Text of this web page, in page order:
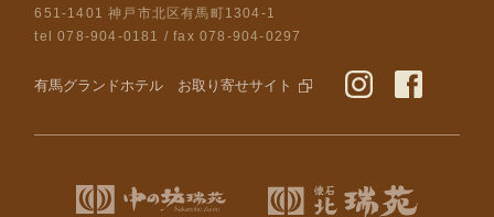
651-1401 神戸市北区有馬町1304-1
tel078-904-0181 / fax 078-904-0297
有馬グランドホテル お取り寄せサイト